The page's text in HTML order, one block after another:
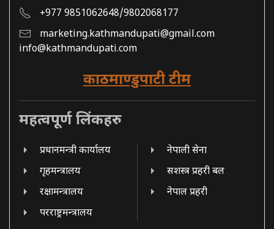
+977 9851062648/9802068177
marketing.kathmandupati@gmail.com
info@kathmandupati.com
काठमाण्डुपाटी टीम
महत्वपूर्ण लिंकहरु
प्रधानमन्त्री कार्यालय
गृहमन्त्रालय
रक्षामन्त्रालय
परराष्ट्रमन्त्रालय
नेपाली सेना
सशस्त्र प्रहरी बल
नेपाल प्रहरी